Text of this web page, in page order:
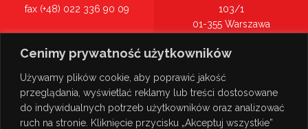
Cenimy prywatność użytkowników
Używamy plików cookie, aby poprawić jakość
przeglądania, wyświetlać reklamy lub treści dostosowane
do indywidualnych potrzeb użytkowników oraz analizować
ruch na stronie. Kliknięcie przycisku „Akceptuj wszystkie”
fax (+48) 022 336 90 09
tel. (+48) 022 336 90 00
103/1
01-355 Warszawa
Zobacz na mapie >